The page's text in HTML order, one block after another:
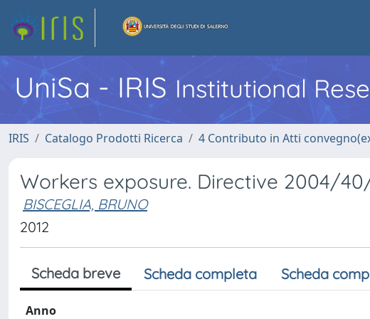
UniSa - IRIS Institutional
IRIS Catalogo Prodotti Ricerca 4 Contributo in Atti
Workers exposure. Directive 2004/
BISCEGLIA, BRUNO
2012
Scheda breve Scheda completa Scheda
Anno